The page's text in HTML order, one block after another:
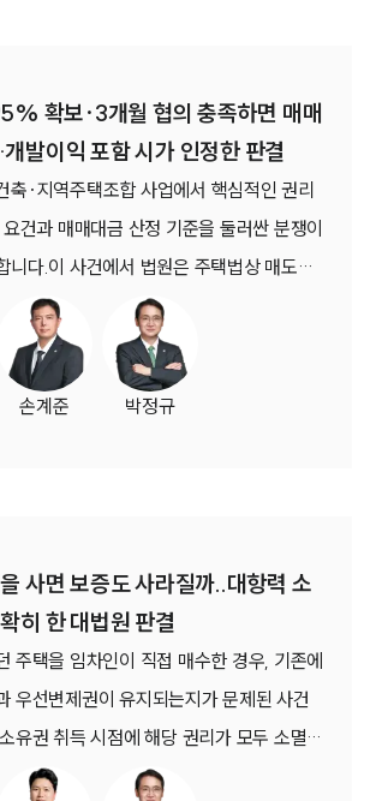
대륜법률상담예약
파기환송했습니다.(대법원 2026. 1. 15.
판결)
확보·3개월 협의 충족하면 매매
발이익 포함 시가 인정한 판결
축·지역주택조합 사업에서 핵심적인 권리
건과 매매대금 산정 기준을 둘러싼 분쟁이
니다.이 사건에서 법원은 주택법상 매도청
인 사업부지 95% 이상 권원 확보 및 3개월
실질적 협의가 충족된 경우 매도청구 의사
점에 시가에 의한 매매계약이 곧바로 성립
니다.또한 해당 시가는 단순한 현재 거래가
손계준 박정규
사면 보증도 사라질까..대항력 소
히 한 대법원 판결
주택을 임차인이 직접 매수한 경우, 기존에
우선변제권이 유지되는지가 문제된 사건
유권 취득 시점에 해당 권리가 모두 소멸한
다.원심은 임차인이 주택을 취득하면서 대